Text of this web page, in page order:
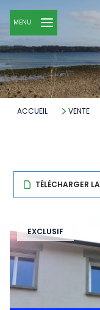
MENU
ACCUEIL VENTE
TÉLÉCHARGER
EXCLUSIF